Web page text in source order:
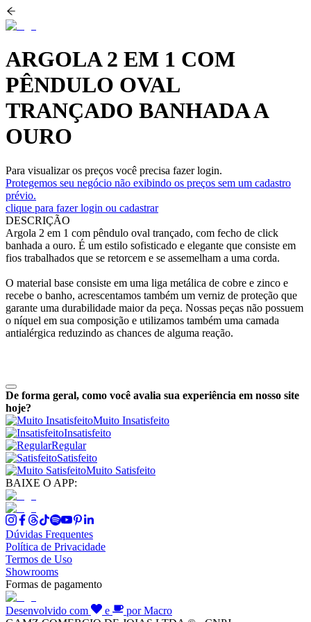
ARGOLA 2 EM 1 COM
PÊNDULO OVAL
TRANÇADO BANHADA A
OURO
Para visualizar os preços você precisa fazer login.
Protegemos seu negócio não exibindo os preços sem um cadastro
prévio.
clique para fazer login ou cadastrar
DESCRIÇÃO
Argola 2 em 1 com pêndulo oval trançado, com fecho de click
banhada a ouro. É um estilo sofisticado e elegante que consiste em
fios trabalhados que se retorcem e se assemelham a uma corda.
O material base consiste em uma liga metálica de cobre e zinco e
recebe o banho, acrescentamos também um verniz de proteção que
garante uma durabilidade maior da peça. Nossas peças não possuem
o níquel em sua composição e utilizamos também uma camada
antialérgica reduzindo as chances de alguma reação.
De forma geral, como você avalia sua experiência em nosso site
hoje?
Muito Insatisfeito
Insatisfeito
Regular
Satisfeito
Muito Satisfeito
BAIXE O APP:
Dúvidas Frequentes
Política de Privacidade
Termos de Uso
Showrooms
Formas de pagamento
Desenvolvido com e
por Macro